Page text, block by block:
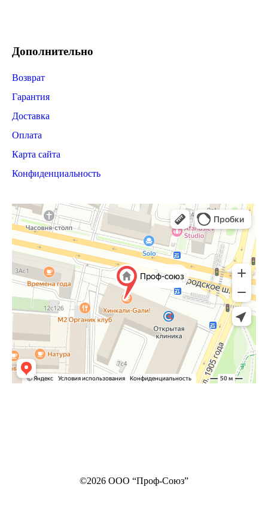
Дополнительно
Возврат
Гарантия
Доставка
Оплата
Карта сайта
Конфиденциальность
©2026 ООО “Проф-Союз”